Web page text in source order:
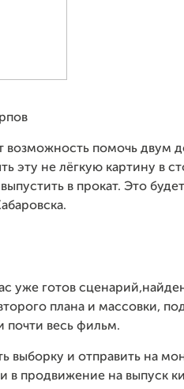
возможность помочь двум
эту не лёгкую картину в
в прокат. Это
уже готов
плана и массовки,
почти весь фильм.
выборку и отправить на
в продвижение на выпуск